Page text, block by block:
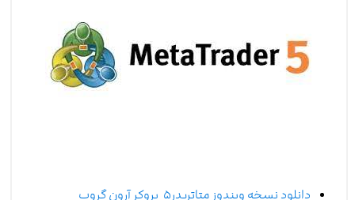
دانلود نسخه ویندوز متاتریدر۵ بروکر آرون گروپ